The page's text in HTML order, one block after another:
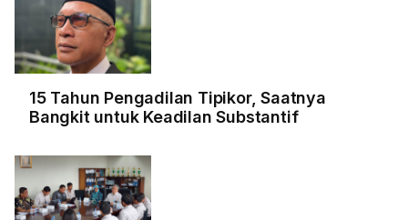
15 Tahun Pengadilan Tipikor, Saatnya
Bangkit untuk Keadilan Substantif